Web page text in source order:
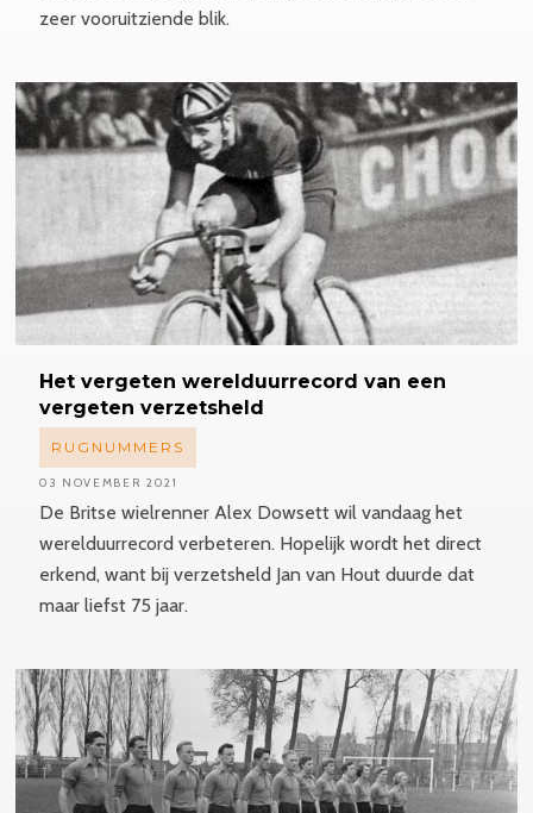
zeer vooruitziende blik.
Het vergeten werelduurrecord van een
vergeten verzetsheld
De Britse wielrenner Alex Dowsett wil vandaag het
werelduurrecord verbeteren. Hopelijk wordt het direct
erkend, want bij verzetsheld Jan van Hout duurde dat
maar liefst 75 jaar.
RUGNUMMERS
03 NOVEMBER 2021